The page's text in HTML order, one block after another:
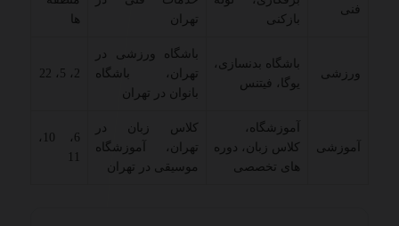
فنی
بازکنی
تهران
ها
ورزشی
باشگاه بدنسازی،
یوگا، فیتنس
باشگاه ورزشی در
تهران، باشگاه
بانوان در تهران
2، 5، 22
آموزشی
آموزشگاه،
کلاس زبان، دوره
های تخصصی
کلاس زبان در
تهران، آموزشگاه
موسیقی در تهران
6، 10،